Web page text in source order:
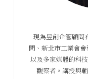
現為昱創企管顧問
問、新北市工業會
以及多家媒體的科
觀察者。講授與